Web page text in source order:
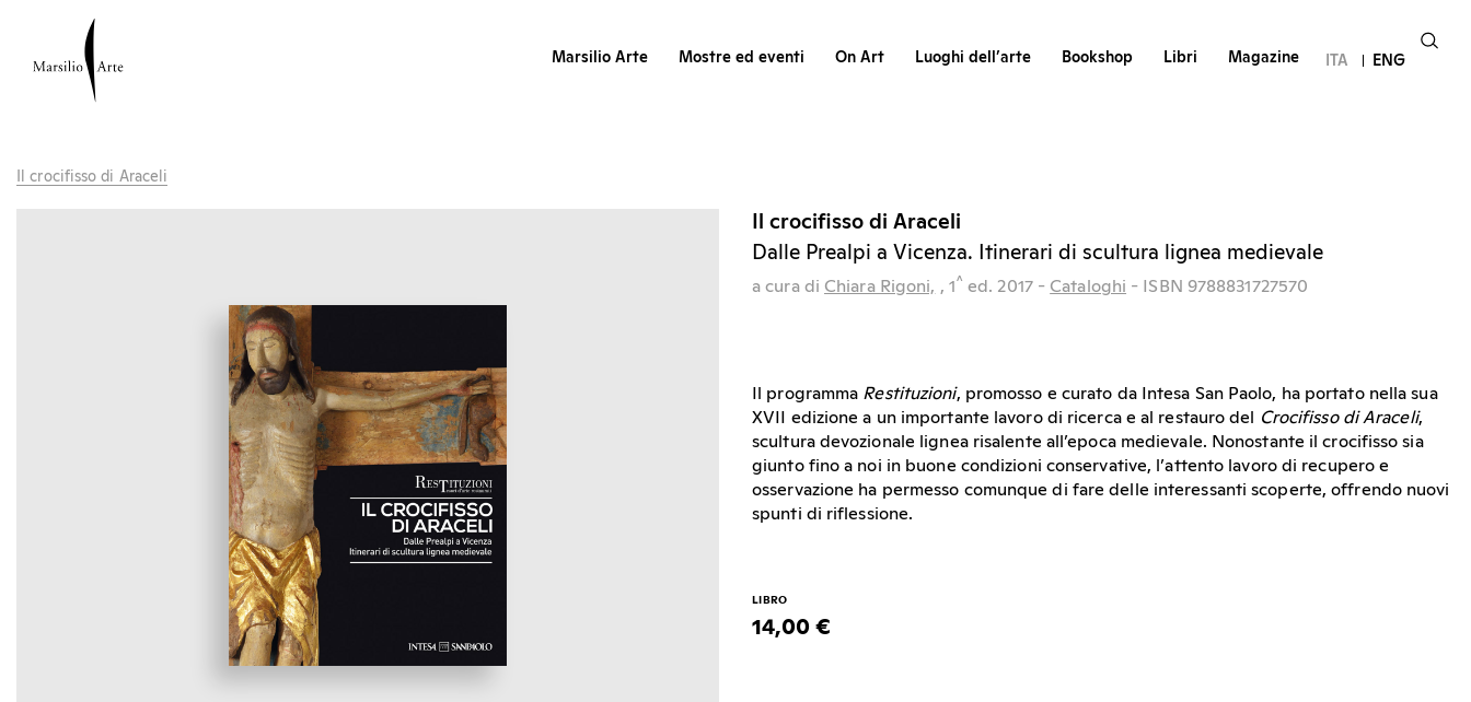
Marsilio Arte Mostre ed eventi On Art Luoghi dell’arte Bookshop Libri Magazine ITA ENG
Il crocifisso di Araceli
Il crocifisso di Araceli
Dalle Prealpi a Vicenza. Itinerari di scultura lignea medievale
a cura di Chiara Rigoni, , 1^ ed. 2017 - Cataloghi - ISBN 9788831727570
Il programma Restituzioni, promosso e curato da Intesa San Paolo, ha portato nella sua
XVII edizione a un importante lavoro di ricerca e al restauro del
Crocifisso di Araceli,
scultura devozionale lignea risalente all’epoca medievale. Nonostante il crocifisso sia
giunto fino a noi in buone condizioni conservative, l’attento lavoro di recupero e
osservazione ha permesso comunque di fare delle interessanti scoperte, offrendo nuovi
spunti di riflessione.
LIBRO
14,00 €